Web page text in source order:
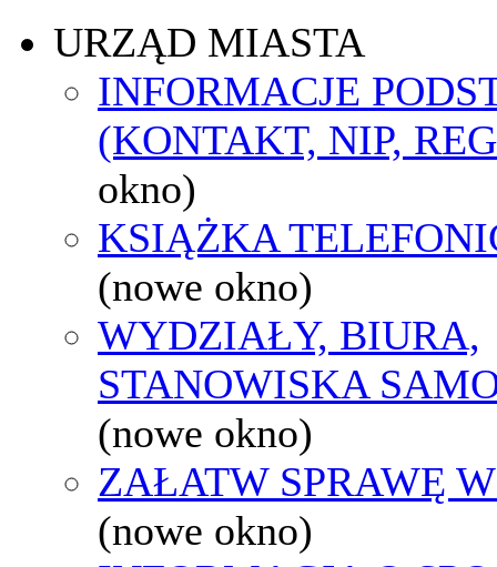
URZĄD MIASTA
INFORMACJE
(KONTAKT, NIP,
okno)
KSIĄŻKA
(nowe okno)
WYDZIAŁY, BIURA,
STANOWISKA
(nowe okno)
ZAŁATW SPRAWĘ
(nowe okno)